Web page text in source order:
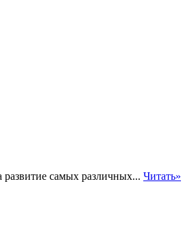
самых различных... Читать»